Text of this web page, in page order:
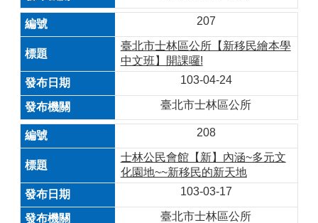
207
臺北市士林區公所【新移民繪本學
中文班】開課囉!
103-04-24
臺北市士林區公所
208
士林公民會館【新】內涵~多元文
化園地~~新移民的新天地
103-03-17
臺北市士林區公所